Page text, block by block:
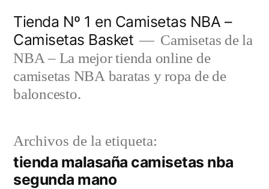
contenido
Tienda Nº 1 en Camisetas NBA –
Camisetas Basket
Camisetas de la
NBA – La mejor tienda online de
camisetas NBA baratas y ropa de de
baloncesto.
Archivos de la etiqueta:
tienda malasaña camisetas nba
segunda mano